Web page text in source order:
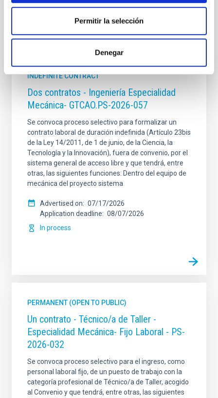
Permitir la selección
Denegar
It may interest you
INDEFINITE CONTRACT
Dos contratos - Ingeniería Especialidad
Mecánica- GTCAO.PS-2026-057
Se convoca proceso selectivo para formalizar un
contrato laboral de duración indefinida (Artículo 23bis
de la Ley 14/2011, de 1 de junio, de la Ciencia, la
Tecnología y la Innovación), fuera de convenio, por el
sistema general de acceso libre y que tendrá, entre
otras, las siguientes funciones: Dentro del equipo de
mecánica del proyecto sistema
Advertised on
07/17/2026
Application deadline
08/07/2026
In process
PERMANENT (OPEN TO PUBLIC)
Un contrato - Técnico/a de Taller -
Especialidad Mecánica- Fijo Laboral - PS-
2026-032
Se convoca proceso selectivo para el ingreso, como
personal laboral fijo, de un puesto de trabajo con la
categoría profesional de Técnico/a de Taller, acogido
al Convenio y que tendrá, entre otras, las siguientes